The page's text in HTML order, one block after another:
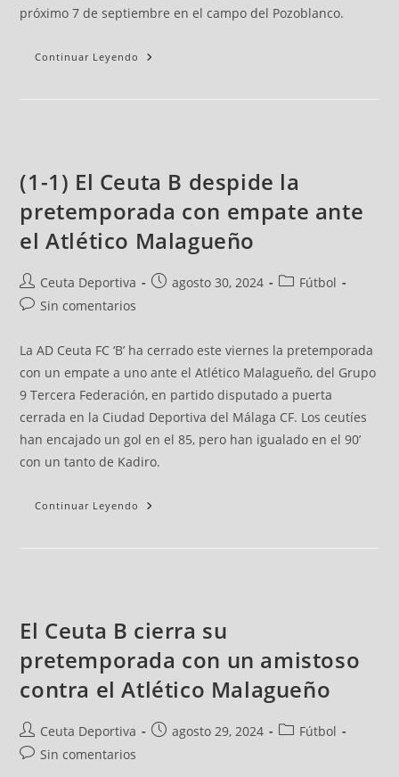
próximo 7 de septiembre en el campo del Pozoblanco.
Continuar Leyendo
(1-1) El Ceuta B despide la
pretemporada con empate ante
el Atlético Malagueño
Ceuta Deportiva agosto 30, 2024
Fútbol
Sin comentarios
La AD Ceuta FC ‘B’ ha cerrado este viernes la pretemporada
con un empate a uno ante el Atlético Malagueño, del Grupo
9 Tercera Federación, en partido disputado a puerta
cerrada en la Ciudad Deportiva del Málaga CF. Los ceutíes
han encajado un gol en el 85, pero han igualado en el 90’
con un tanto de Kadiro.
Continuar Leyendo
El Ceuta B cierra su
pretemporada con un amistoso
contra el Atlético Malagueño
Ceuta Deportiva agosto 29, 2024
Fútbol
Sin comentarios